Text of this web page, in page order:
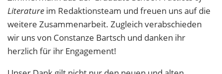
Literature im Redaktionsteam und freuen uns auf die
weitere Zusammenarbeit. Zugleich verabschieden
wir uns von Constanze Bartsch und danken ihr
herzlich für ihr Engagement!